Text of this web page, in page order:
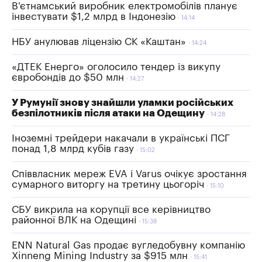
В'єтнамський виробник електромобілів планує
інвестувати $1,2 млрд в Індонезію
14:14
НБУ анулював ліцензію СК «Каштан» 14:24
«ДТЕК Енерго» оголосило тендер із викупу
євробондів до $50 млн
14:27
У Румунії знову знайшли уламки російських
безпілотників після атаки на Одещину
14:28
Іноземні трейдери накачали в українські ПСГ
понад 1,8 млрд кубів газу
15:02
Співвласник мереж EVA і Varus очікує зростання
сумарного виторгу на третину цьогоріч
15:10
СБУ викрила на корупції все керівництво
районної ВЛК на Одещині
15:38
ENN Natural Gas продає вугледобувну компанію
Xinneng Mining Industry за $915 млн
15:41